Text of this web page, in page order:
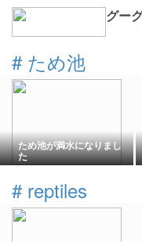
グー
# ため池
ため池が満水になりまし
た
# reptiles